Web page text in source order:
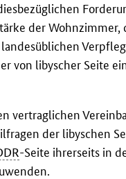
der Wohnzimmer,
von libyscher Seite
vertraglichen
der libyschen
-Seite ihrerseits in